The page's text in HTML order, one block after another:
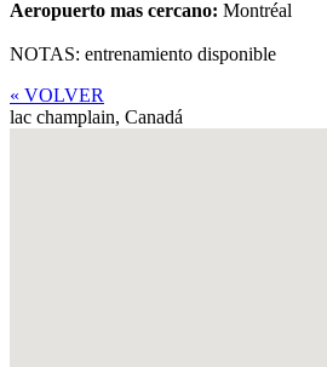
Aeropuerto mas cercano: Montréal
NOTAS: entrenamiento disponible
« VOLVER
lac champlain, Canadá